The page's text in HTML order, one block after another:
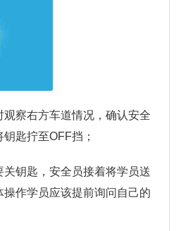
察右方车道情况，确认安全
匙拧至OFF挡；
钥匙，安全员接着将学员送
作学员应该提前询问自己的